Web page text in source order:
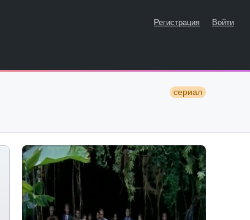
Регистрация Войти
сериал